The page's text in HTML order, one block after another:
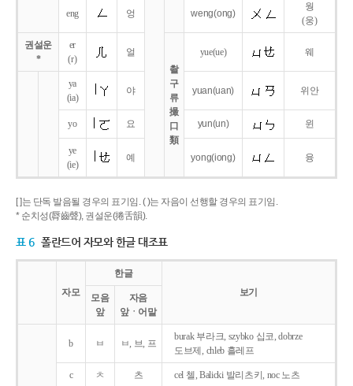
eng 엉 weng(ong)
웡
(웅)
권설운
*
er
(r)
얼
촬
구
류
撮
口
類
yue(ue) 웨
ya
(ia)
야 yuan(uan) 위안
yo 요 yun(un) 윈
ye
(ie)
예 yong(iong) 융
[ ]는 단독 발음될 경우의 표기임. ( )는 자음이 선행할 경우의 표기임.
* 순치성(脣齒聲), 권설운(捲舌韻).
표 6 폴란드어 자모와 한글 대조표
자모
한글
보기
모음
앞
자음
앞ㆍ어말
b ㅂ ㅂ, 브, 프
burak 부라크, szybko 십코, dobrze
도브제, chleb 흘레프
c ㅊ 츠 cel 첼, Balicki 발리츠키, noc 노츠